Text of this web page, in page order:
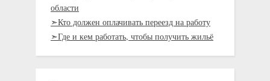
области
➣Кто должен оплачивать переезд на работу
➣Где и кем работать, чтобы получить жильё